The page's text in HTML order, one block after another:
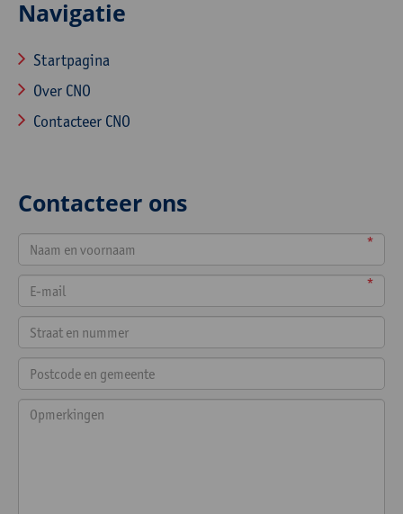
Navigatie
Startpagina
Over CNO
Contacteer CNO
Contacteer ons
*
*